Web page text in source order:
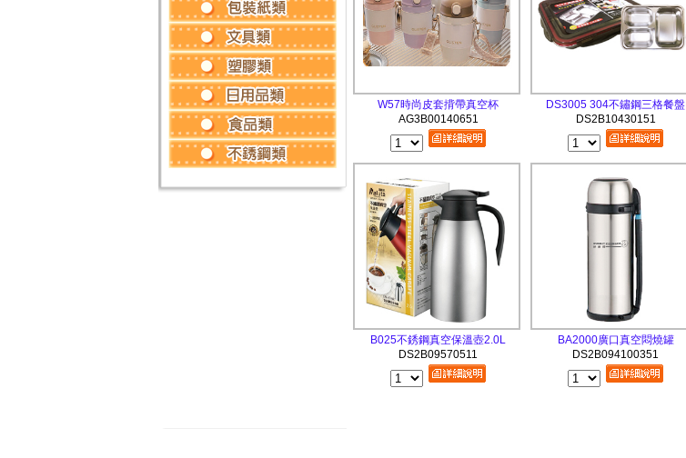
W57時尚皮套揹帶真空杯
AG3B00140651
DS3005 304不鏽鋼三格餐盤
DS2B10430151
B025不銹鋼真空保溫壺2.0L
DS2B09570511
BA2000廣口真空悶燒罐
DS2B094100351